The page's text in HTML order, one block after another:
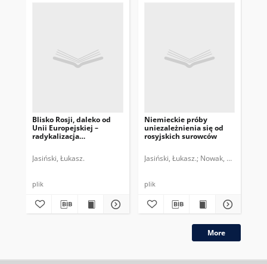
Blisko Rosji, daleko od
Unii Europejskiej –
radykalizacja
Jasiński, Łukasz.
plik
Niemieckie próby
uniezależnienia się od
rosyjskich surowców
Jasiński, Łukasz. Nowak, Zuzanna.
plik
More